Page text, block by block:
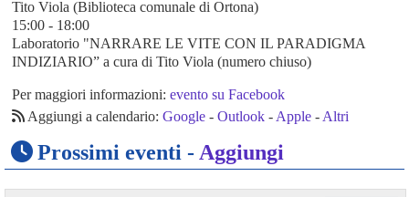
Tito Viola (Biblioteca comunale di Ortona)
15:00 - 18:00
Laboratorio "NARRARE LE VITE CON IL PARADIGMA
INDIZIARIO” a cura di Tito Viola (numero chiuso)
Per maggiori informazioni: evento su Facebook
Aggiungi a calendario: Google- Outlook- Apple- Altri
Prossimi eventi - Aggiungi